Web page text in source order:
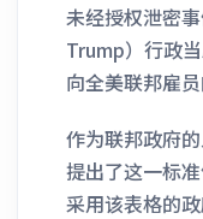
未经授权泄密
Trump）行政
向全美联邦雇
作为联邦政府
提出了这一标
采用该表格的